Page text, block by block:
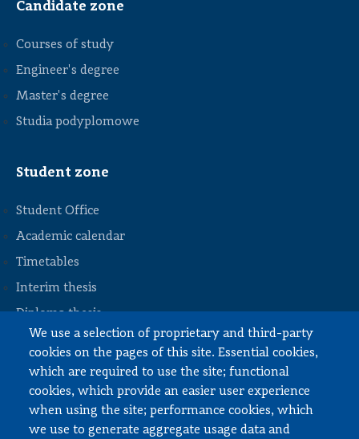
We use a selection of proprietary and third-party
cookies on the pages of this site. Essential cookies,
which are required to use the site; functional
cookies, which provide an easier user experience
when using the site; performance cookies, which
we use to generate aggregate usage data and
STOPKA
Candidate zone
Courses of study
Engineer's degree
Master's degree
Studia podyplomowe
Student zone
Student Office
Academic calendar
Timetables
Interim thesis
Diploma thesis
Internships and work
Documents to download
Employee zone